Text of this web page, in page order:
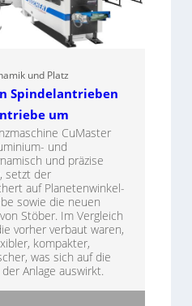
und Platz
Spindelantrieben
um
CuMaster
und
und präzise
setzt der
auf Planetenwinkel-
sowie die neuen
Stöber. Im Vergleich
vorher verbaut waren,
kompakter,
was sich auf die
Anlage auswirkt.